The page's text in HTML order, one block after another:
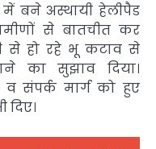
में बने अस्थायी हेलीपैड
से बातचीत कर
से हो रहे भू कटाव से
का सुझाव दिया।
संपर्क मार्ग को हुए